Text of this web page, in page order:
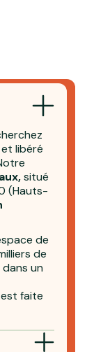
libéré
situé
(Hauts-
de
de
un
faite